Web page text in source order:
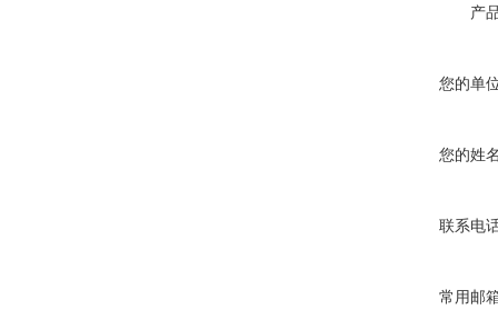
产
您的单
您的姓
联系电
常用邮